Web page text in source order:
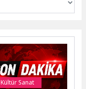
Kültür Sanat